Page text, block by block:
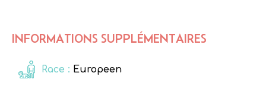
INFORMATIONS SUPPLÉMENTAIRES
Race : Europeen